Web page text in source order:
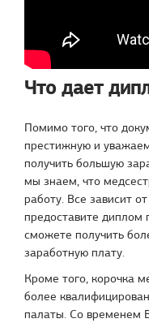
Что дает
Помимо того, что
престижную и
получить большую
мы знаем, что
работу. Все зависит
предоставите диплом
сможете получить
заработную плату.
Кроме того, корочка
более
палаты. Со временем